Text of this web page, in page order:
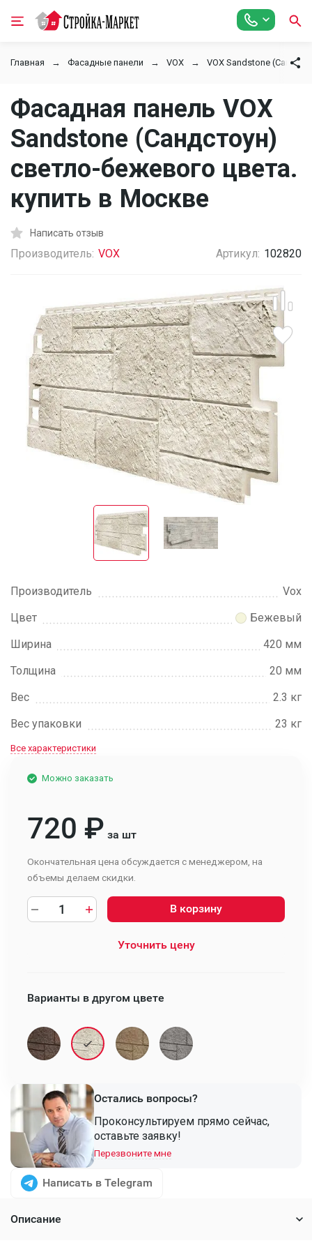
Главная Фасадные панели VOX VOX Sandstone
Фасадная панель VOX
Sandstone (Сандстоун)
светло-бежевого цвета.
купить в Москве
Написать отзыв
Производитель: VOX Артикул: 102820
Производитель
Vox
Цвет
Бежевый
Ширина
420 мм
Толщина
20 мм
Вес
2.3 кг
Вес упаковки
23 кг
Все характеристики
Можно заказать
720 ₽ за шт
Окончательная цена обсуждается с менеджером, на
объемы делаем скидки.
В корзину
Уточнить цену
Варианты в другом цвете
Остались вопросы?
Проконсультируем прямо сейчас,
оставьте заявку!
Перезвоните мне
Написать в Telegram
Описание